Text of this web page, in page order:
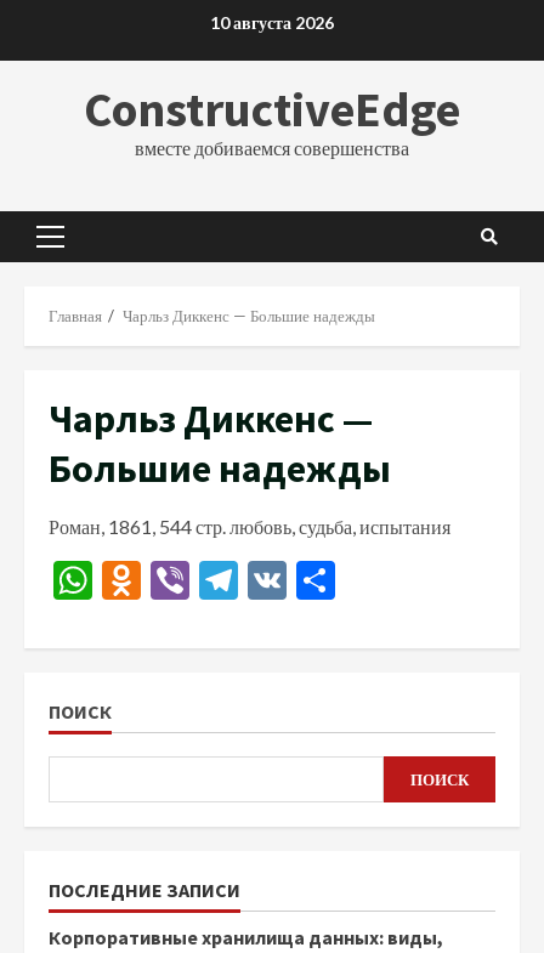
10 августа 2026
ConstructiveEdge
вместе добиваемся совершенства
Основное
Главная Чарльз Диккенс — Большие надежды
Чарльз Диккенс —
Большие надежды
Роман, 1861, 544 стр. любовь, судьба, испытания
WhatsApp
Odnoklassniki
ViberTelegram
VK
ПОИСК
ПОИСК
ПОСЛЕДНИЕ ЗАПИСИ
Корпоративные хранилища данных: виды,